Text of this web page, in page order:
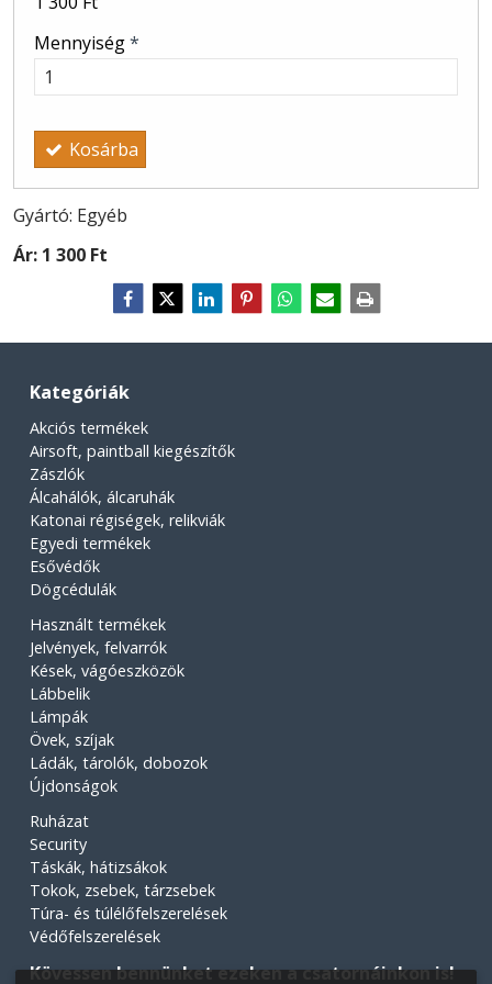
Mennyiség*
Kosárba
Gyártó: Egyéb
Ár: 1 300 Ft
Kategóriák
Akciós termékek
Airsoft, paintball kiegészítők
Zászlók
Álcahálók, álcaruhák
Katonai régiségek, relikviák
Egyedi termékek
Esővédők
Dögcédulák
Használt termékek
Jelvények, felvarrók
Kések, vágóeszközök
Lábbelik
Lámpák
Övek, szíjak
Ládák, tárolók, dobozok
Újdonságok
Ruházat
Security
Táskák, hátizsákok
Tokok, zsebek, tárzsebek
Túra- és túlélőfelszerelések
Védőfelszerelések
Kövessen bennünket ezeken a csatornáinkon is!